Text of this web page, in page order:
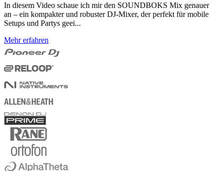
In diesem Video schaue ich mir den SOUNDBOKS Mix genauer
an – ein kompakter und robuster DJ-Mixer, der perfekt für mobile
Setups und Partys geei...
Mehr erfahren